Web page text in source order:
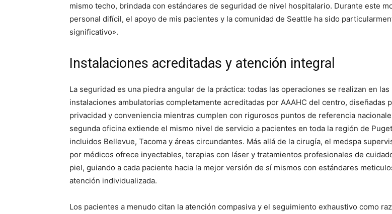
mismo techo, brindada con estándares de seguridad de nivel hospitalario. Durante este
personal difícil, el apoyo de mis pacientes y la comunidad de Seattle ha sido
significativo».
Instalaciones acreditadas y atención integral
La seguridad es una piedra angular de la práctica: todas las operaciones se realizan en las
instalaciones ambulatorias completamente acreditadas por AAAHC del centro, diseñadas
privacidad y conveniencia mientras cumplen con rigurosos puntos de referencia
segunda oficina extiende el mismo nivel de servicio a pacientes en toda la región de
incluidos Bellevue, Tacoma y áreas circundantes. Más allá de la cirugía, el medspa
por médicos ofrece inyectables, terapias con láser y tratamientos profesionales de
piel, guiando a cada paciente hacia la mejor versión de sí mismos con estándares
atención individualizada.
Los pacientes a menudo citan la atención compasiva y el seguimiento exhaustivo como